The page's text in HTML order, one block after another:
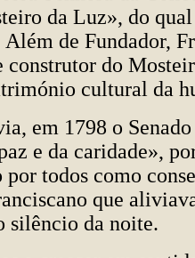
da Luz», do
Além de Fundador,
do
cultural da
em 1798 o
e da caridade»,
todos como
que
silêncio da noite.